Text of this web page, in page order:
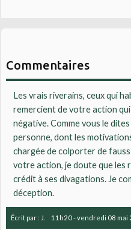
Commentaires
Les vrais riverains, ceux qui
remercient de votre action
négative. Comme vous le
personne, dont les
chargée de colporter de
votre action, je doute que les
crédit à ses divagations. Je
déception.
Écrit par : J. 11h20-vendredi 08 mai